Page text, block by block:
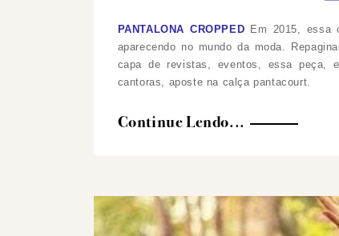
PANTALONA CROPPED Em 2015, essa
aparecendo no mundo da moda.
capa de revistas, eventos, essa peça,
cantoras, aposte na calça pantacourt.
Continue Lendo...